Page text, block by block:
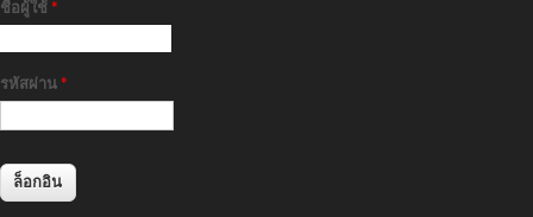
ชื่อผู้ใช้ *
รหัสผ่าน *